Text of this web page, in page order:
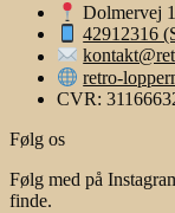
Dolmervej
42912316
retro-
CVR:
Følg os
Følg med på
finde.